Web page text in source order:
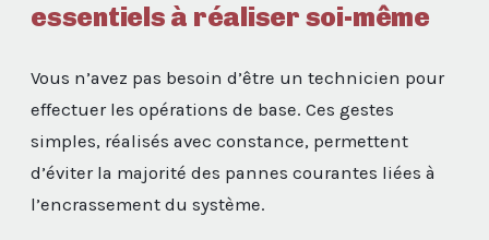
essentiels à réaliser soi-même
Vous n’avez pas besoin d’être un technicien pour
effectuer les opérations de base. Ces gestes
simples, réalisés avec constance, permettent
d’éviter la majorité des pannes courantes liées à
l’encrassement du système.